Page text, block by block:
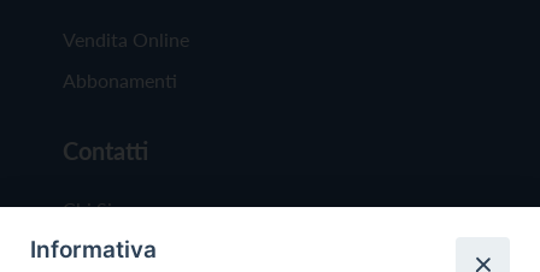
Vendita Online
Abbonamenti
Contatti
Chi Siamo
Redazione
Informativa